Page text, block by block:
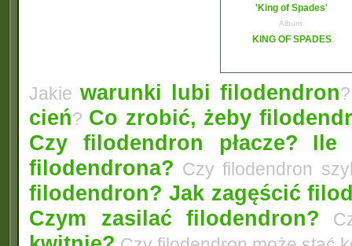
'King of Spades'
Album:
KING OF SPADES
Jakie warunki lubi filodendron
cień? Co zrobić, żeby
Czy filodendron płacze?
Ile
filodendrona? Czy filodendron
filodendron? Jak zagęścić
Czym zasilać filodendron?